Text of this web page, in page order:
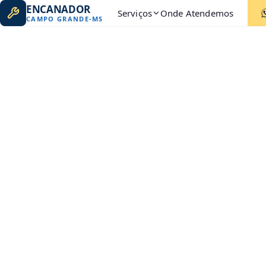
ENCANADOR
CAMPO GRANDE-MS Serviços Onde Atendemos